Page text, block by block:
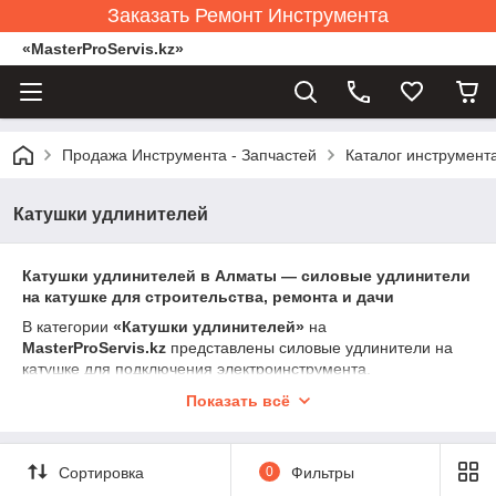
Заказать Ремонт Инструмента
«MasterProServis.kz»
Продажа Инструмента - Запчастей Каталог
Катушки удлинителей
Катушки удлинителей в Алматы — силовые удлинители
на катушке для строительства, ремонта и дачи
В категории «Катушки удлинителей» на
MasterProServis.kz представлены силовые удлинители на
катушке для подключения электроинструмента,
расстоянии от розетки. Катушки используются на
В ассортименте — удлинители длиной от 10 до 50 метров,
Показать всё
Сортировка 0 Фильтры